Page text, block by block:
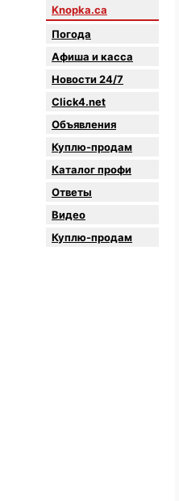
Knopka.ca
Погода
Афиша и касса
Новости 24/7
Click4.net
Объявления
Куплю-продам
Каталог профи
Oтветы
Видео
Куплю-продам